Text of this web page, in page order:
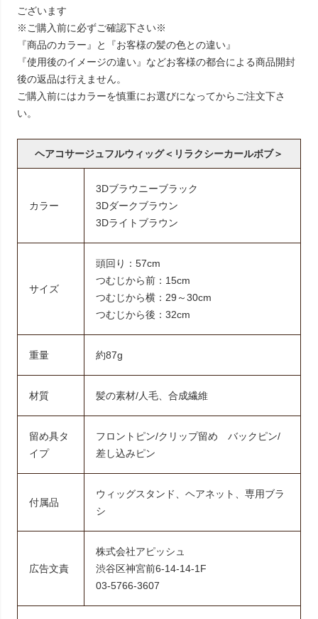
ございます
※ご購入前に必ずご確認下さい※
『商品のカラー』と『お客様の髪の色との違い』
『使用後のイメージの違い』などお客様の都合による商品開封
後の返品は行えません。
ご購入前にはカラーを慎重にお選びになってからご注文下さ
い。
ヘアコサージュフルウィッグ＜リラクシーカールボブ＞
カラー
3Dブラウニーブラック
3Dダークブラウン
3Dライトブラウン
サイズ
頭回り：57cm
つむじから前：15cm
つむじから横：29～30cm
つむじから後：32cm
重量 約87g
材質 髪の素材/人毛、合成繊維
留め具タ
イプ
フロントピン/クリップ留め バックピン/
差し込みピン
付属品
ウィッグスタンド、ヘアネット、専用ブラ
シ
広告文責
株式会社アピッシュ
渋谷区神宮前6-14-14-1F
03-5766-3607